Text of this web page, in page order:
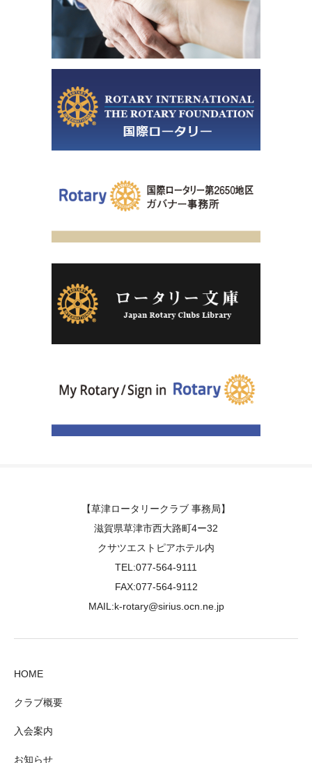
【草津ロータリークラブ 事務局】
滋賀県草津市西大路町4ー32
クサツエストピアホテル内
TEL:077-564-9111
FAX:077-564-9112
MAIL:k-rotary@sirius.ocn.ne.jp
HOME
クラブ概要
入会案内
お知らせ